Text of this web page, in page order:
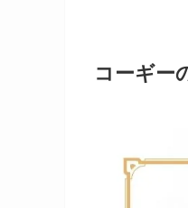
コーギー